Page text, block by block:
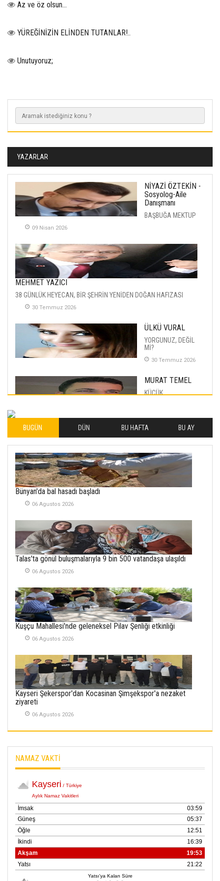
Az ve öz olsun…
YÜREĞİNİZİN ELİNDEN TUTANLAR!..
Unutuyoruz;
YAZARLAR
NİYAZİ ÖZTEKİN -
Sosyolog-Aile
Danışmanı
BAŞBUĞA MEKTUP
09 Nisan 2026
MEHMET YAZICI
38 GÜNLÜK HEYECAN, BİR ŞEHRİN YENİDEN DOĞAN HAFIZASI
30 Temmuz 2026
ÜLKÜ VURAL
YORGUNUZ, DEĞİL
Mİ?
30 Temmuz 2026
MURAT TEMEL
KÜÇÜK
İLHAN YILMAZ
SOFRADA AYRIMCILIK
VAR
26 Subat 2026
METİN ERTEM
21 Haziran 2026
SEMRA ŞAHİN
KENDİNE UYANMAK
Merve Şimşek
İlgi Alanlarımız ve Biz
02 Ekim 2025
Kayserispor,
Rizespor’la Nihayet 3
puana Ulaştı
01 Mayis 2026
BUGÜN DÜN BU HAFTA BU AY
Bünyan'da bal hasadı başladı
06 Agustos 2026
Talas'ta gönül buluşmalarıyla 9 bin 500 vatandaşa ulaşıldı
06 Agustos 2026
Kuşçu Mahallesi'nde geleneksel Pilav Şenliği etkinliği
06 Agustos 2026
Kayseri Şekerspor'dan Kocasinan Şimşekspor'a nezaket
ziyareti
06 Agustos 2026
NAMAZ VAKTİ